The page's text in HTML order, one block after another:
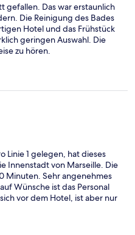
gefallen. Das war erstaunlich
Die Reinigung des Bades
Hotel und das Frühstück
geringen Auswahl. Die
zu hören.
Linie 1 gelegen, hat dieses
Innenstadt von Marseille. Die
Minuten. Sehr angenehmes
Wünsche ist das Personal
vor dem Hotel, ist aber nur
befindet sich in
ist gut ausgestattet und